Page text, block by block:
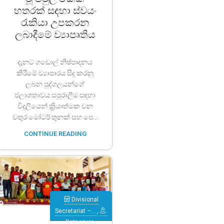
හතරක් සඳහා ස්වයං
රැකියා උපකරන
ලබාදීමේ ව්‍යාපෘතිය
දැනට ගඩොල් නිෂ්පාදනය
කිරීමේ ව්‍යාපාරය සිදු කරනු
ලබන පුද්ගලයන්ගේ
ජලාශතාවය සපුරාලීම සඳහා
විදුලියෙන් ක්‍රියාත්මක වන
වතුර මෝටර් තුනක් සහ පෙ...
CONTINUE READING
Divisional
Secretariat –… ,
Ratnapura ,